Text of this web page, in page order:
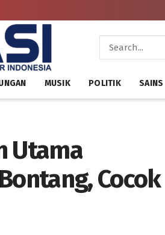
MUSIK POLITIK SAINS
Utama
Cocok